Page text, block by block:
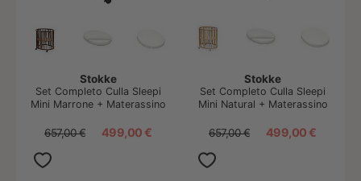
Stokke
Set Completo Culla Sleepi
Mini Marrone + Materassino
657,00 € 499,00 €
Stokke
Set Completo Culla Sleepi
Mini Natural + Materassino
657,00 € 499,00 €